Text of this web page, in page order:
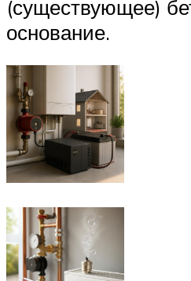
(существующее)
основание.